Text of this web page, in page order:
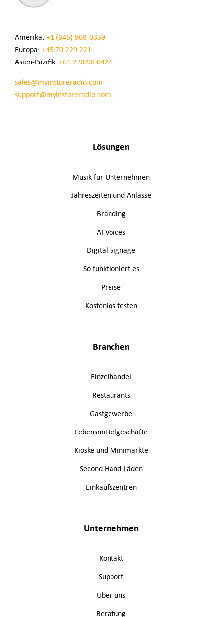
Amerika: +1 (646) 968-0339
Europa: +45 70 229 221
Asien-Pazifik: +61 2 9098 0424
sales@myinstoreradio.com
support@myinstoreradio.com
Lösungen
Musik für Unternehmen
Jahreszeiten und Anlässe
Branding
AI Voices
Digital Signage
So funktioniert es
Preise
Kostenlos testen
Branchen
Einzelhandel
Restaurants
Gastgewerbe
Lebensmittelgeschäfte
Kioske und Minimärkte
Second Hand Läden
Einkaufszentren
Unternehmen
Kontakt
Support
Über uns
Beratung